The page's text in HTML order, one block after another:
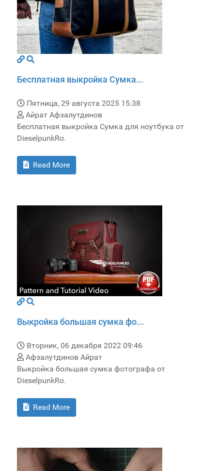
Бесплатная выкройка Сумка...
Пятница, 29 августа 2025 15:38
Айрат Афзалутдинов
Бесплатная выкройка Сумка для ноутбука от
DieselpunkRo.
Read More
Выкройка большая сумка фо...
Вторник, 06 декабря 2022 09:46
Афзалутдинов Айрат
Выкройка большая сумка фотографа от
DieselpunkRo.
Read More